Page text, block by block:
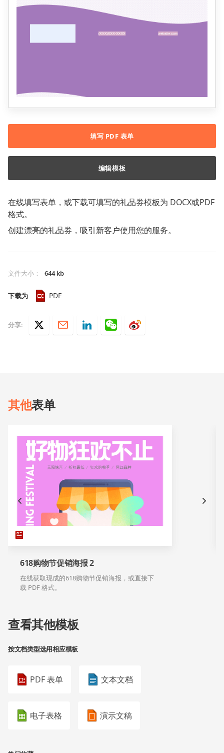
在线填写表单，或下载可填写的礼品券模板为 DOCX或PDF
格式。
创建漂亮的礼品券，吸引新客户使用您的服务。
文件大小 ： 644 kb
下载为 PDF
填写 PDF 表单
编辑模板
分享:
其他表单
618购物节促销海报 2
在线获取现成的618购物节促销海报，或直接下
载 PDF 格式。
查看其他模板
按文档类型选用相应模板
PDF 表单 文本文档
电子表格 演示文稿